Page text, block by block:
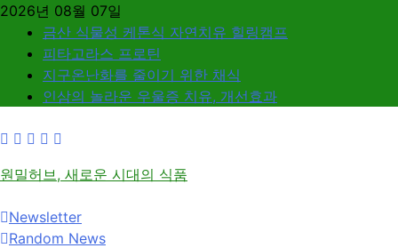
Skip
content
2026년 08월 07일
금산 식물성 케톤식 자연치유 힐링캠프
피타고라스 프로틴
지구온난화를 줄이기 위한 채식
인삼의 놀라운 우울증 치유, 개선효과
원밀허브, 새로운 시대의 식품
Newsletter
Random News